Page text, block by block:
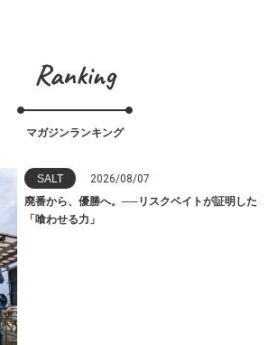
Ranking
マガジンランキング
SALT
2026/08/07
廃番から、優勝へ。──リスクベイトが証明した
「喰わせる力」